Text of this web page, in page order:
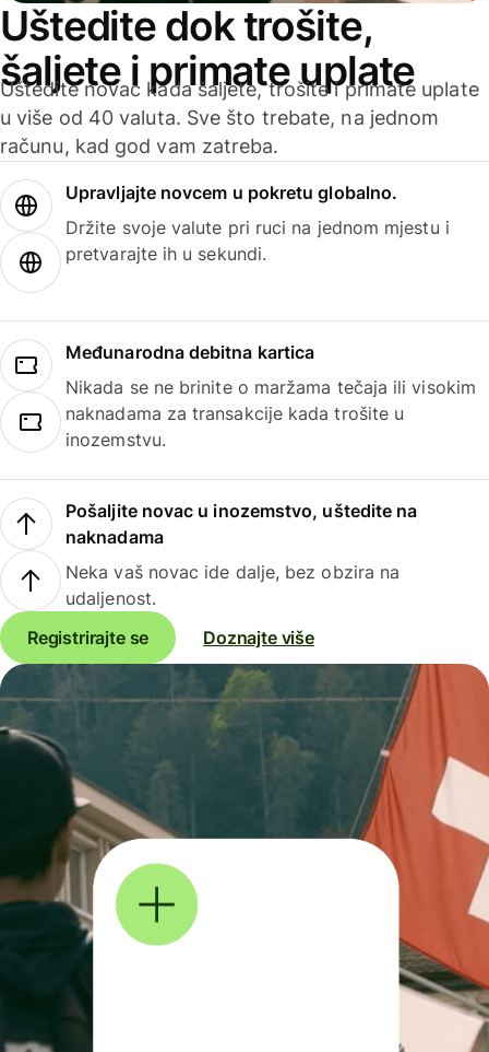
Uštedite dok trošite,
šaljete i primate uplate
Uštedite novac kada šaljete, trošite i primate uplate
u više od 40 valuta. Sve što trebate, na jednom
računu, kad god vam zatreba.
Upravljajte novcem u pokretu globalno.
Držite svoje valute pri ruci na jednom mjestu i
pretvarajte ih u sekundi.
Međunarodna debitna kartica
Nikada se ne brinite o maržama tečaja ili visokim
naknadama za transakcije kada trošite u
inozemstvu.
Pošaljite novac u inozemstvo, uštedite na
naknadama
Neka vaš novac ide dalje, bez obzira na
udaljenost.
Registrirajte se
Doznajte više